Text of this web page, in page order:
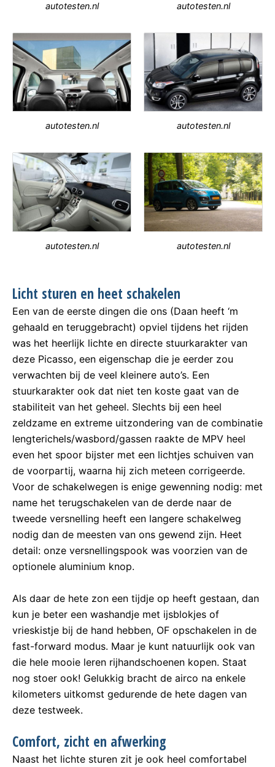
autotesten.nl autotesten.nl
autotesten.nl autotesten.nl
autotesten.nl autotesten.nl
Licht sturen en heet schakelen
Een van de eerste dingen die ons (Daan heeft ‘m
gehaald en teruggebracht) opviel tijdens het rijden
was het heerlijk lichte en directe stuurkarakter van
deze Picasso, een eigenschap die je eerder zou
verwachten bij de veel kleinere auto’s. Een
stuurkarakter ook dat niet ten koste gaat van de
stabiliteit van het geheel. Slechts bij een heel
zeldzame en extreme uitzondering van de combinatie
lengterichels/wasbord/gassen raakte de MPV heel
even het spoor bijster met een lichtjes schuiven van
de voorpartij, waarna hij zich meteen corrigeerde.
Voor de schakelwegen is enige gewenning nodig: met
name het terugschakelen van de derde naar de
tweede versnelling heeft een langere schakelweg
nodig dan de meesten van ons gewend zijn. Heet
detail: onze versnellingspook was voorzien van de
optionele aluminium knop.
Als daar de hete zon een tijdje op heeft gestaan, dan
kun je beter een washandje met ijsblokjes of
vrieskistje bij de hand hebben, OF opschakelen in de
fast-forward modus. Maar je kunt natuurlijk ook van
die hele mooie leren rijhandschoenen kopen. Staat
nog stoer ook! Gelukkig bracht de airco na enkele
kilometers uitkomst gedurende de hete dagen van
deze testweek.
Comfort, zicht en afwerking
Naast het lichte sturen zit je ook heel comfortabel